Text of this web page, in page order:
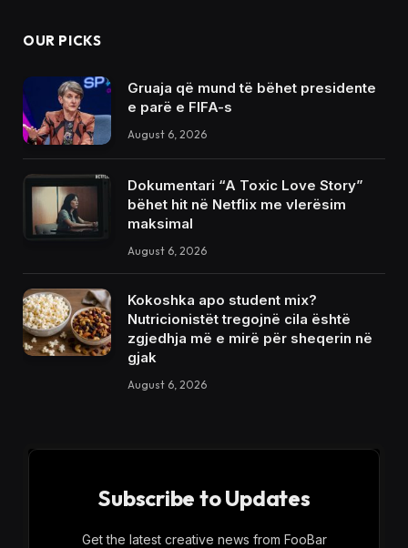
OUR PICKS
Gruaja që mund të bëhet presidente
e parë e FIFA-s
August 6, 2026
Dokumentari “A Toxic Love Story”
bëhet hit në Netflix me vlerësim
maksimal
August 6, 2026
Kokoshka apo student mix?
Nutricionistët tregojnë cila është
zgjedhja më e mirë për sheqerin në
gjak
August 6, 2026
Subscribe to Updates
Get the latest creative news from FooBar